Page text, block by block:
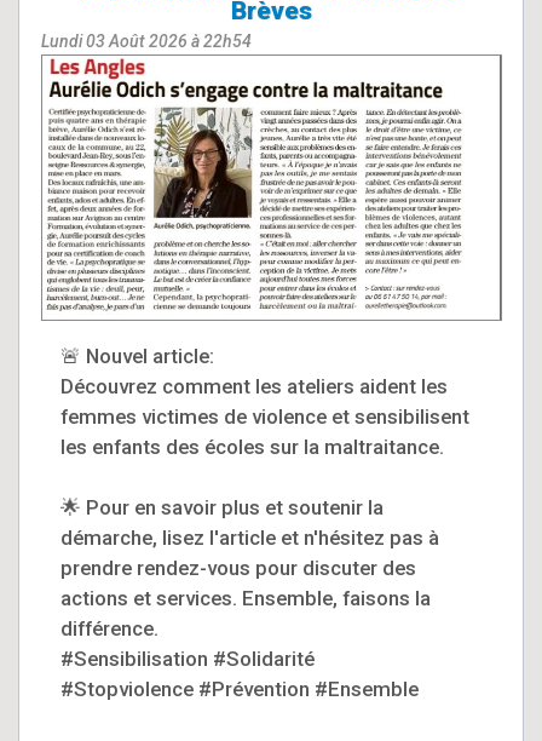
Brèves
Lundi 03 Août 2026 à 22h54
🚨 Nouvel article:
Découvrez comment les ateliers aident les
femmes victimes de violence et sensibilisent
les enfants des écoles sur la maltraitance.
🌟 Pour en savoir plus et soutenir la
démarche, lisez l'article et n'hésitez pas à
prendre rendez-vous pour discuter des
actions et services. Ensemble, faisons la
différence.
#Sensibilisation #Solidarité
#Stopviolence #Prévention #Ensemble